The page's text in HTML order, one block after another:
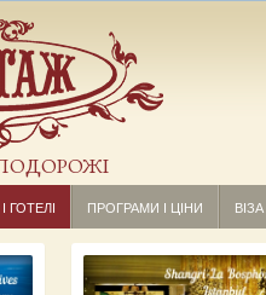
ГОТЕЛІ ПРОГРАМИ І ЦІНИ ВІЗА